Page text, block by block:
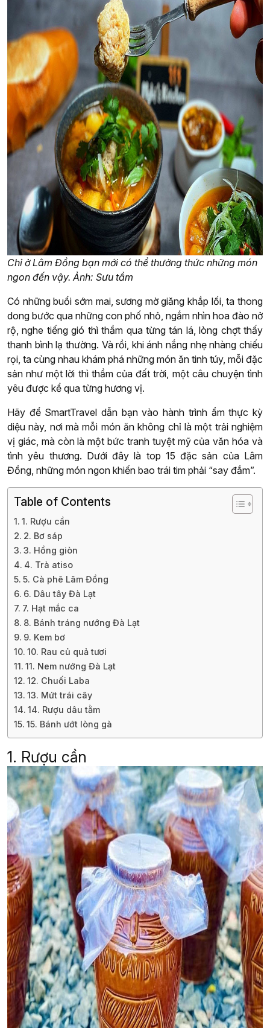
Chỉ ở Lâm Đồng bạn mới có thể thưởng thức những món
ngon đến vậy. Ảnh: Sưu tầm
Có những buổi sớm mai, sương mờ giăng khắp lối, ta thong
dong bước qua những con phố nhỏ, ngắm nhìn hoa đào nở
rộ, nghe tiếng gió thì thầm qua từng tán lá, lòng chợt thấy
thanh bình lạ thường. Và rồi, khi ánh nắng nhẹ nhàng chiếu
rọi, ta cùng nhau khám phá những món ăn tinh túy, mỗi đặc
sản như một lời thì thầm của đất trời, một câu chuyện tình
yêu được kể qua từng hương vị.
Hãy để SmartTravel dẫn bạn vào hành trình ẩm thực kỳ
diệu này, nơi mà mỗi món ăn không chỉ là một trải nghiệm
vị giác, mà còn là một bức tranh tuyệt mỹ của văn hóa và
tình yêu thương. Dưới đây là top 15 đặc sản của Lâm
Đồng, những món ngon khiến bao trái tim phải “say đắm”.
Table of Contents
1. Rượu cần
2. Bơ sáp
3. Hồng giòn
4. Trà atiso
5. Cà phê Lâm Đồng
6. Dâu tây Đà Lạt
7. Hạt mắc ca
8. Bánh tráng nướng Đà Lạt
9. Kem bơ
10. Rau củ quả tươi
11. Nem nướng Đà Lạt
12. Chuối Laba
13. Mứt trái cây
14. Rượu dâu tằm
15. Bánh ướt lòng gà
1. Rượu cần